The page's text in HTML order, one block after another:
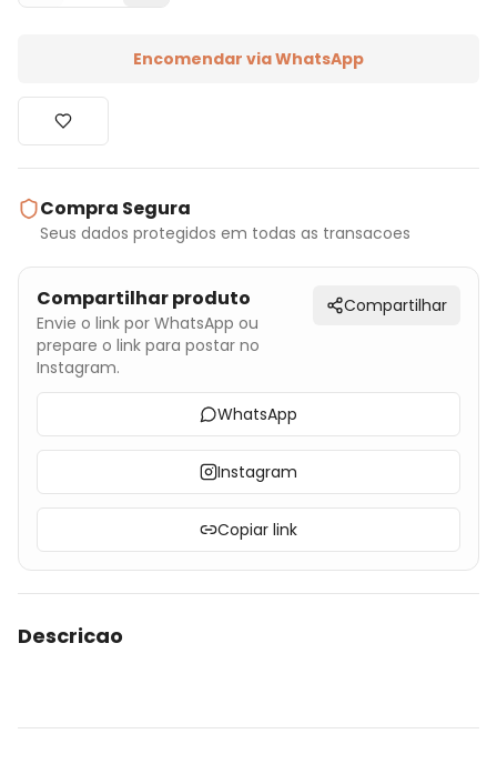
Encomendar via WhatsApp
Compra Segura
Seus dados protegidos em todas as transacoes
Compartilhar produto
Envie o link por WhatsApp ou
prepare o link para postar no
Instagram.
Compartilhar
WhatsApp
Instagram
Copiar link
Descricao